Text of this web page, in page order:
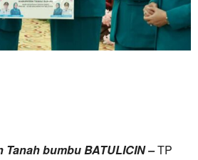
bumbu BATULICIN –TP